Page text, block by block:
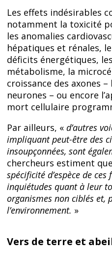
Les effets indésirables
notamment la toxicité
les anomalies
hépatiques et rénales,
déficits énergétiques,
métabolisme, la
croissance des axones
neurones – ou encore
mort cellulaire
Par ailleurs, « d’autres
impliquant peut-être des
insoupçonnées, sont
chercheurs estiment
spécificité d’espèce de
inquiétudes quant à leur
organismes non ciblés et,
l’environnement. »
Vers de terre et